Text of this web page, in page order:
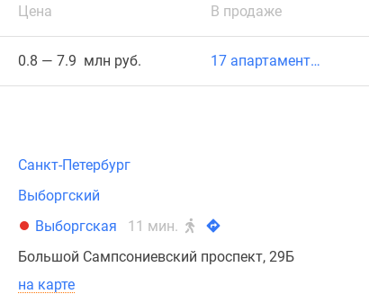
Цена В продаже
0.8 — 7.9 млн руб. 17 апартаментов
Санкт-Петербург
Выборгский
Выборгская
11 мин.
Большой Сампсониевский проспект, 29Б
на карте